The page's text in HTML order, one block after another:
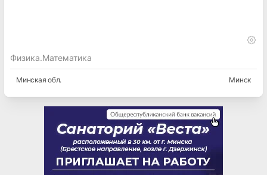
Физика.Математика
Минская обл. Минск